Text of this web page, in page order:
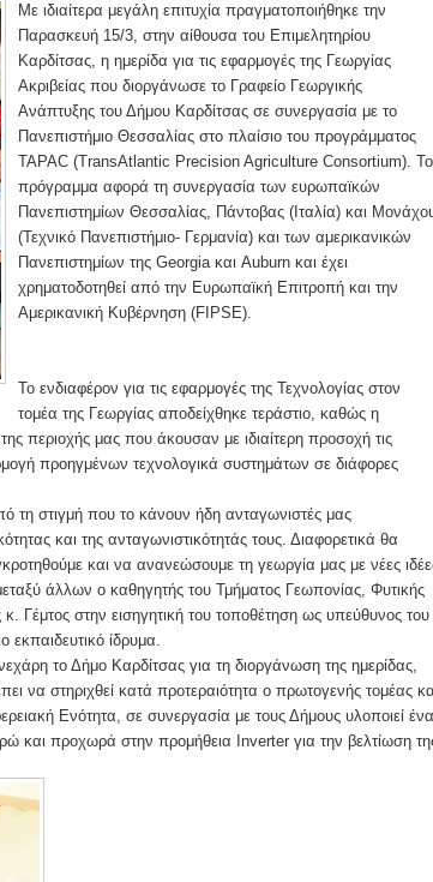
Με ιδιαίτερα μεγάλη επιτυχία πραγματοποιήθηκε την
Παρασκευή 15/3, στην αίθουσα του Επιμελητηρίου
Καρδίτσας, η ημερίδα για τις εφαρμογές της Γεωργίας
Ακριβείας που διοργάνωσε το Γραφείο Γεωργικής
Ανάπτυξης του Δήμου Καρδίτσας σε συνεργασία με το
Πανεπιστήμιο Θεσσαλίας στο πλαίσιο του προγράμματος
TAPAC (TransAtlantic Precision Agriculture Consortium). Το
πρόγραμμα αφορά τη συνεργασία των ευρωπαϊκών
Πανεπιστημίων Θεσσαλίας, Πάντοβας (Ιταλία) και
(Τεχνικό Πανεπιστήμιο- Γερμανία) και των αμερικανικών
Πανεπιστημίων της Georgia και Auburn και έχει
χρηματοδοτηθεί από την Ευρωπαϊκή Επιτροπή και την
Αμερικανική Κυβέρνηση (FIPSE).
Το ενδιαφέρον για τις εφαρμογές της Τεχνολογίας στον
τομέα της Γεωργίας αποδείχθηκε τεράστιο, καθώς η
περιοχής μας που άκουσαν με ιδιαίτερη προσοχή τις
προηγμένων τεχνολογικά συστημάτων σε διάφορες
τη στιγμή που το κάνουν ήδη ανταγωνιστές μας
και της ανταγωνιστικότητάς τους. Διαφορετικά θα
και να ανανεώσουμε τη γεωργία μας με νέες
άλλων ο καθηγητής του Τμήματος Γεωπονίας, Φυτικής
Γέμτος στην εισηγητική του τοποθέτηση ως υπεύθυνος του
εκπαιδευτικό ίδρυμα.
το Δήμο Καρδίτσας για τη διοργάνωση της ημερίδας,
να στηριχθεί κατά προτεραιότητα ο πρωτογενής τομέας
Ενότητα, σε συνεργασία με τους Δήμους υλοποιεί ένα
και προχωρά στην προμήθεια Inverter για την βελτίωση